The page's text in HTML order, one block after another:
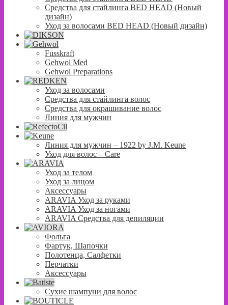
Средства для стайлинга BED HEAD (Новый
дизайн)
Уход за волосами BED HEAD (Новый дизайн)
Fusskraft
Gehwol Med
Gehwol Preparations
Уход за волосами
Средства для стайлинга волос
Средства для окрашивание волос
Линия для мужчин
Линия для мужчин – 1922 by J.M. Keune
Уход для волос – Сare
Уход за телом
Уход за лицом
Аксессуары
ARAVIA Уход за руками
ARAVIA Уход за ногами
ARAVIA Средства для депиляции
Фольга
Фартук, Шапочки
Полотенца, Салфетки
Перчатки
Аксессуары
Сухие шампуни для волос